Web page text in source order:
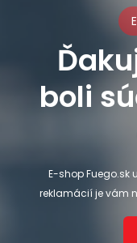
boli
E-shop Fuego.sk
reklamácií je vám